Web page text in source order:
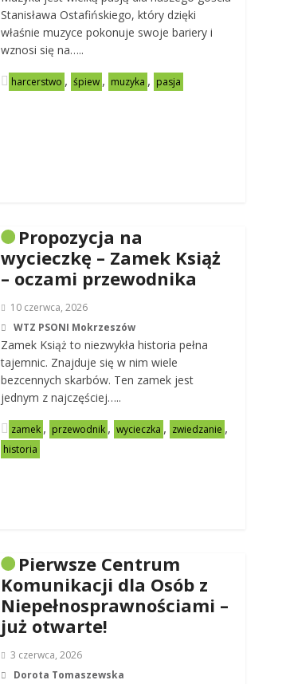
Stanisława Ostafińskiego, który dzięki
właśnie muzyce pokonuje swoje bariery i
wznosi się na…..
harcerstwo , śpiew , muzyka , pasja
Propozycja na
wycieczkę – Zamek Książ
– oczami przewodnika
10 czerwca, 2026
WTZ PSONI Mokrzeszów
Zamek Książ to niezwykła historia pełna
tajemnic. Znajduje się w nim wiele
bezcennych skarbów. Ten zamek jest
jednym z najczęściej…..
zamek , przewodnik , wycieczka , zwiedzanie ,
historia
Pierwsze Centrum
Komunikacji dla Osób z
Niepełnosprawnościami –
już otwarte!
3 czerwca, 2026
Dorota Tomaszewska